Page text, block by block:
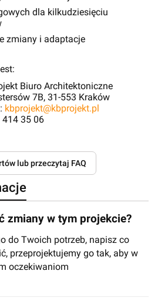
dla kilkudziesięciu
zmiany i adaptacje
Biuro Architektoniczne
7B, 31-553 Kraków
kbprojekt@kbprojekt.pl
414 35 06
lub przeczytaj FAQ
zmiany w tym projekcie?
do Twoich potrzeb, napisz co
przeprojektujemy go tak, aby w
oczekiwaniom